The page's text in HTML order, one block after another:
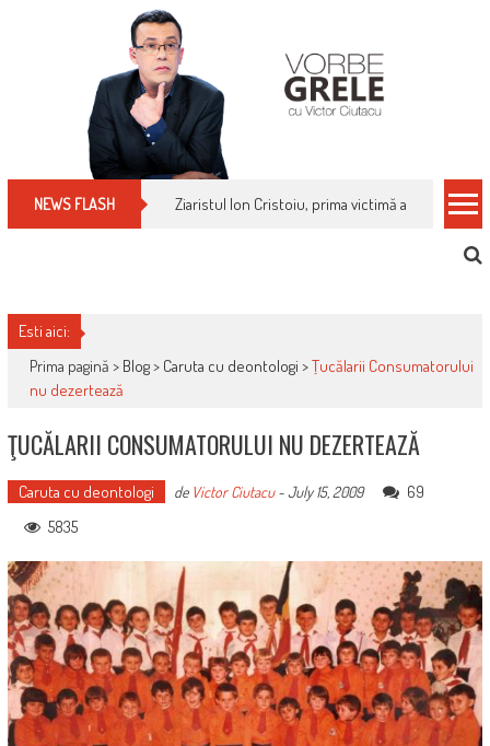
NEWS FLASH Cum îți schimbi, rapid, gratuit și eficient,
Esti aici:
Prima pagină > Blog> Caruta cu deontologi >Ţucălarii Consumatorului
nu dezertează
ŢUCĂLARII CONSUMATORULUI NU DEZERTEAZĂ
Caruta cu deontologi de Victor Ciutacu-July 15, 2009
69
5835